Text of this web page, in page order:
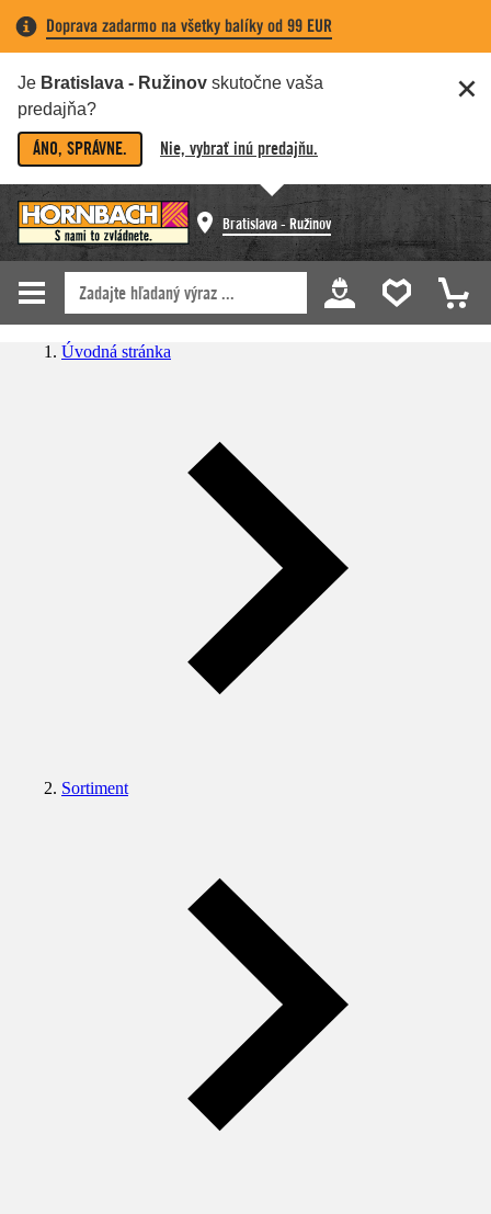
Doprava zadarmo na všetky balíky od 99 EUR
Je Bratislava - Ružinov skutočne vaša
predajňa?
ÁNO, SPRÁVNE. Nie, vybrať inú predajňu.
Bratislava - Ružinov
Úvodná stránka
Sortiment